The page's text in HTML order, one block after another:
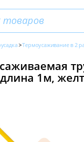
Термоусаживание в 2
1м,